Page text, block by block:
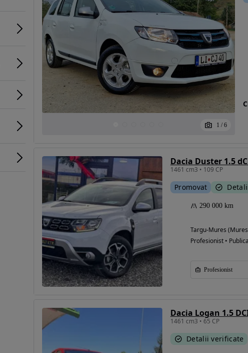
1 / 6
Dacia Duster 1.5
1461 cm3 • 109 CP
Promovat
290 000 km
Targu-Mures
Profesionist •
Profesionist
Dacia Logan 1.5
1461 cm3 • 65 CP
Detalii verificate